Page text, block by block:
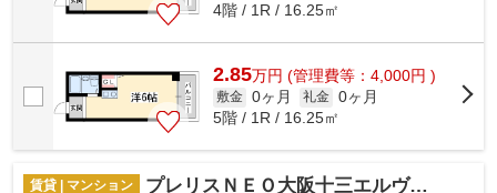
4階 / 1R / 16.25㎡
2.85万円 (管理費等：4,000円 )
敷金 0ヶ月 礼金 0ヶ月
5階 / 1R / 16.25㎡
賃貸 | マンション プレリスＮＥＯ大阪十三エルヴィオン